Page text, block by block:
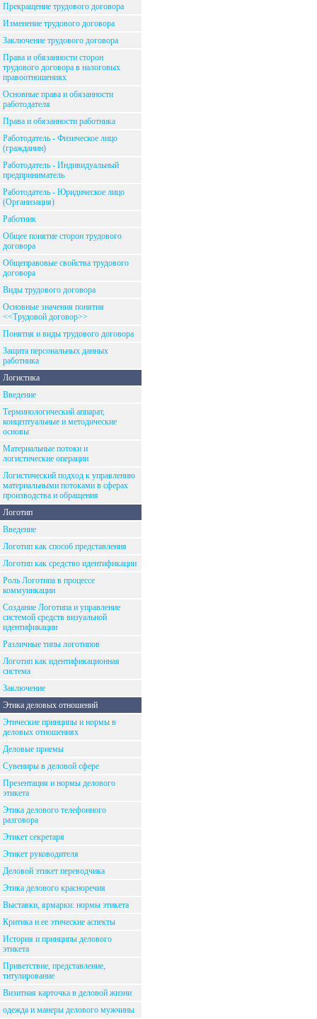
Прекращение трудового договора
Изменение трудового договора
Заключение трудового договора
Права и обязанности сторон
трудового договора в налоговых
правоотношениях
Основные права и обязанности
работодателя
Права и обязанности работника
Работодатель - Физическое лицо
(гражданин)
Работодатель - Индивидуальный
предприниматель
Работодатель - Юридическое лицо
(Организация)
Работник
Общее понятие сторон трудового
договора
Общеправовые свойства трудового
договора
Виды трудового договора
Основные значения понятия
<<Трудовой договор>>
Понятия и виды трудового договора
Защита персональных данных
работника
Логистика
Введение
Терминологический аппарат,
концептуальные и методические
основы
Материальные потоки и
логистические операции
Логистический подход к управлению
материальными потоками в сферах
производства и обращения
Логотип
Введение
Логотип как способ представления
Логотип как средство идентификации
Роль Логотипа в процессе
коммуникации
Создание Логотипа и управление
системой средств визуальной
идентификации
Различные типы логотипов
Логотип как идентификационная
система
Заключение
Этика деловых отношений
Этические принципы и нормы в
деловых отношениях
Деловые приемы
Сувениры в деловой сфере
Презентация и нормы делового
этикета
Этика делового телефонного
разговора
Этикет секретаря
Этикет руководителя
Деловой этикет переводчика
Этика делового красноречия
Выставки, ярмарки: нормы этикета
Критика и ее этические аспекты
История и принципы делового
этикета
Приветствие, представление,
титулирование
Визитная карточка в деловой жизни
одежда и манеры делового мужчины